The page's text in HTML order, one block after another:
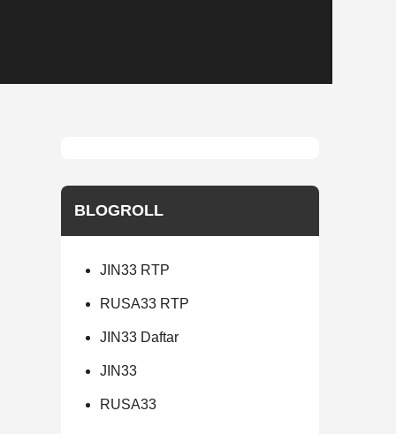
BLOGROLL
JIN33 RTP
RUSA33 RTP
JIN33 Daftar
JIN33
RUSA33